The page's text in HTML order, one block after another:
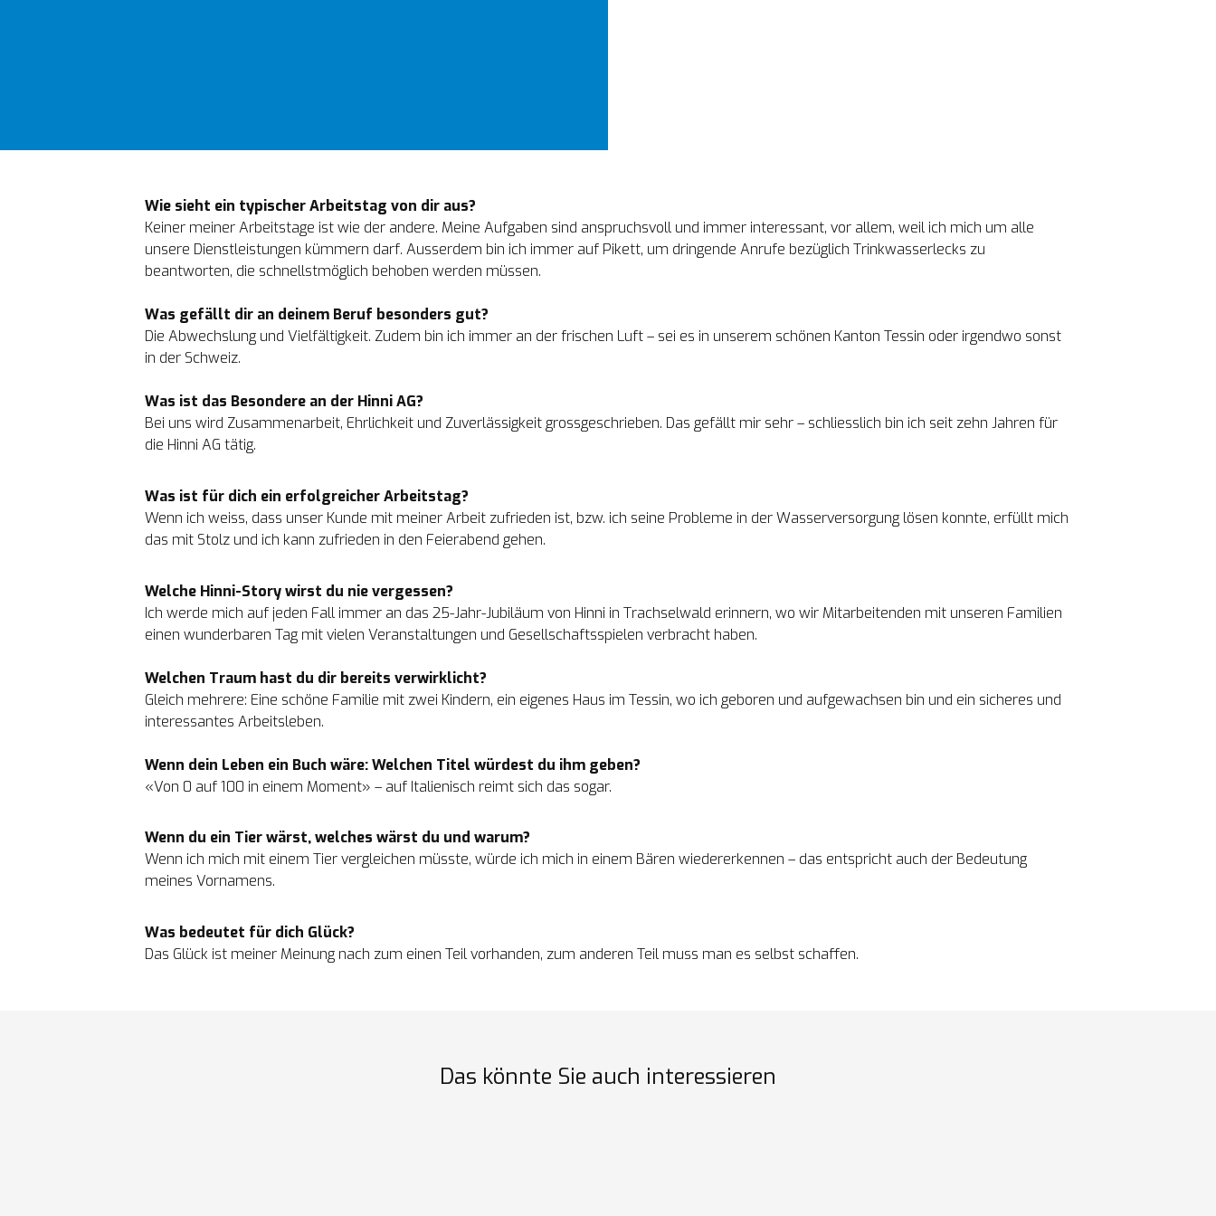
Wie sieht ein typischer Arbeitstag von dir aus?
Keiner meiner Arbeitstage ist wie der andere. Meine Aufgaben sind anspruchsvoll und immer interessant, vor allem, weil ich mich um alle
unsere Dienstleistungen kümmern darf. Ausserdem bin ich immer auf Pikett, um dringende Anrufe bezüglich Trinkwasserlecks zu
beantworten, die schnellstmöglich behoben werden müssen.
Was gefällt dir an deinem Beruf besonders gut?
Die Abwechslung und Vielfältigkeit. Zudem bin ich immer an der frischen Luft – sei es in unserem schönen Kanton Tessin oder irgendwo sonst
in der Schweiz.
Was ist das Besondere an der Hinni AG?
Bei uns wird Zusammenarbeit, Ehrlichkeit und Zuverlässigkeit grossgeschrieben. Das gefällt mir sehr – schliesslich bin ich seit zehn Jahren für
die Hinni AG tätig.
Was ist für dich ein erfolgreicher Arbeitstag?
Wenn ich weiss, dass unser Kunde mit meiner Arbeit zufrieden ist, bzw. ich seine Probleme in der Wasserversorgung lösen konnte, erfüllt mich
das mit Stolz und ich kann zufrieden in den Feierabend gehen.
Welche Hinni-Story wirst du nie vergessen?
Ich werde mich auf jeden Fall immer an das 25-Jahr-Jubiläum von Hinni in Trachselwald erinnern, wo wir Mitarbeitenden mit unseren Familien
einen wunderbaren Tag mit vielen Veranstaltungen und Gesellschaftsspielen verbracht haben.
Welchen Traum hast du dir bereits verwirklicht?
Gleich mehrere: Eine schöne Familie mit zwei Kindern, ein eigenes Haus im Tessin, wo ich geboren und aufgewachsen bin und ein sicheres und
interessantes Arbeitsleben.
Wenn dein Leben ein Buch wäre: Welchen Titel würdest du ihm geben?
«Von 0 auf 100 in einem Moment» – auf Italienisch reimt sich das sogar.
Wenn du ein Tier wärst, welches wärst du und warum?
Wenn ich mich mit einem Tier vergleichen müsste, würde ich mich in einem Bären wiedererkennen – das entspricht auch der Bedeutung
meines Vornamens.
Was bedeutet für dich Glück?
Das Glück ist meiner Meinung nach zum einen Teil vorhanden, zum anderen Teil muss man es selbst schaffen.
Das könnte Sie auch interessieren